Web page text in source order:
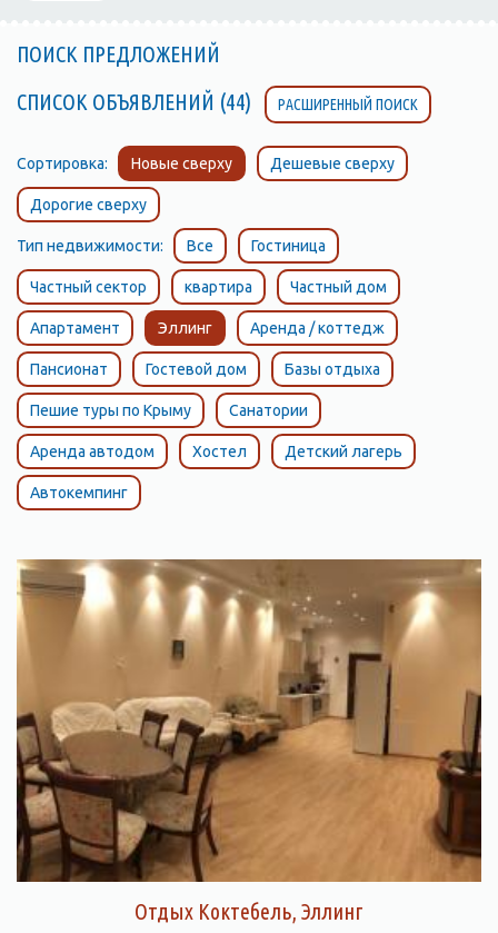
ПОИСК ПРЕДЛОЖЕНИЙ
СПИСОК ОБЪЯВЛЕНИЙ (44)
РАСШИРЕННЫЙ ПОИСК
Сортировка: Новые сверху Дешевые сверху
Дорогие сверху
Тип недвижимости: Все Гостиница
Частный сектор квартира Частный дом
Апартамент Эллинг Аренда / коттедж
Пансионат Гостевой дом Базы отдыха
Пешие туры по Крыму Санатории
Аренда автодом Хостел Детский лагерь
Автокемпинг
Отдых Коктебель, Эллинг